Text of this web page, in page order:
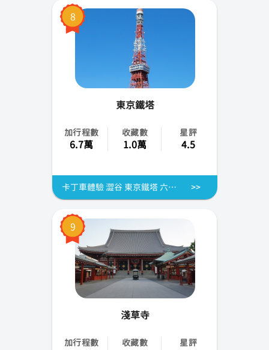
8
東京鐵塔
加行程數
6.7萬
收藏數
1.0萬
星評
4.5
卡丁車體驗 澀谷 東京鐵塔 六本木等[東京]
9
淺草寺
加行程數 收藏數 星評